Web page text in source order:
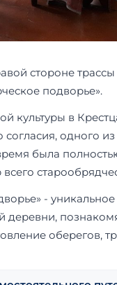
стороне
подворье».
культуры в
одного
была
-
деревни,
оберегов,